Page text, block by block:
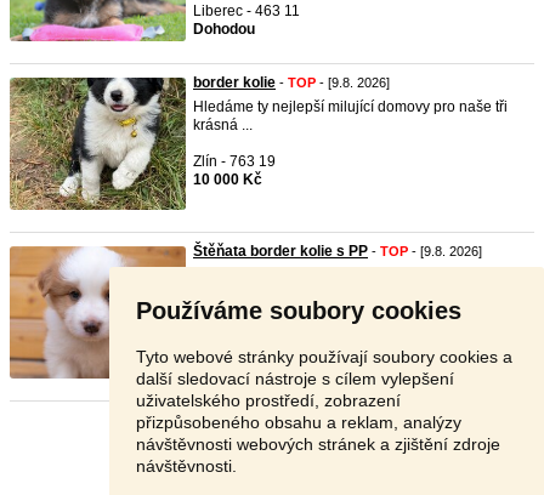
Používáme soubory cookies
Tyto webové stránky používají soubory cookies a
další sledovací nástroje s cílem vylepšení
uživatelského prostředí, zobrazení
přizpůsobeného obsahu a reklam, analýzy
návštěvnosti webových stránek a zjištění zdroje
návštěvnosti.
Liberec - 463 11
Dohodou
border kolie - TOP - [9.8. 2026]
Hledáme ty nejlepší milující domovy pro naše tři
krásná ...
Zlín - 763 19
10 000 Kč
Štěňata border kolie s PP - TOP - [9.8. 2026]
30 000 Kč
Stránka: 1 2 3 Další